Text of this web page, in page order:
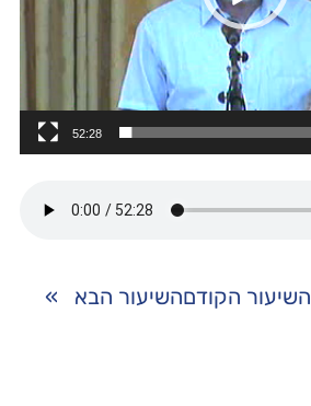
52:28
השיעור הקודםהשיעור הבא »